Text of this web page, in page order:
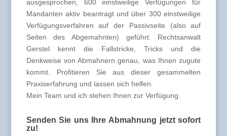
ausgesprochen, 600 einstweilige Verfügungen für
Mandanten aktiv beantragt und über 300 einstweilige
Verfügungsverfahren auf der Passivseite (also auf
Seiten des Abgemahnten) geführt. Rechtsanwalt
Gerstel kennt die Fallstricke, Tricks und die
Denkweise von Abmahnern genau, was Ihnen zugute
kommt. Profitieren Sie aus dieser gesammelten
Praxiserfahrung und lassen sich helfen.
Mein Team und ich stehen Ihnen zur Verfügung.
Senden Sie uns Ihre Abmahnung jetzt sofort
zu!